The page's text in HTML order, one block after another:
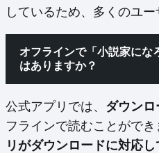
しているため、多くのユ
オフラインで「小説家にな
はありますか？
公式アプリでは、 ダウン
フラインで読むことができ
リがダウンロードに対応